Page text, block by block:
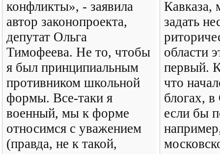
конфликты», - заявила
автор законопроекта,
депутат Ольга
Тимофеева. Не то, чтобы
я был принципиальным
противником школьной
формы. Все-таки я
военный, мы к форме
относимся с уважением
(правда, не к такой,
Кавказа,
задать
области
первый.
что
блогах,
если бы